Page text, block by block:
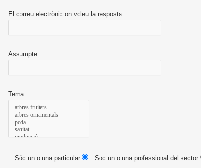
El correu electrònic on voleu la resposta
Assumpte
Tema:
Sóc un o una particular Soc un o una professional del sector